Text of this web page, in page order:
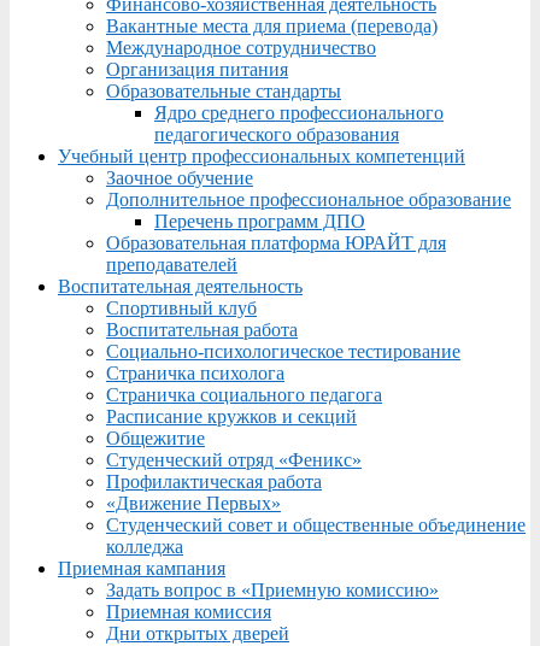
Финансово-хозяйственная деятельность
Вакантные места для приема (перевода)
Международное сотрудничество
Организация питания
Образовательные стандарты
Ядро среднего профессионального
педагогического образования
Учебный центр профессиональных компетенций
Заочное обучение
Дополнительное профессиональное образование
Перечень программ ДПО
Образовательная платформа ЮРАЙТ для
преподавателей
Воспитательная деятельность
Спортивный клуб
Воспитательная работа
Социально-психологическое тестирование
Страничка психолога
Страничка социального педагога
Расписание кружков и секций
Общежитие
Студенческий отряд «Феникс»
Профилактическая работа
«Движение Первых»
Студенческий совет и общественные объединение
колледжа
Приемная кампания
Задать вопрос в «Приемную комиссию»
Приемная комиссия
Дни открытых дверей